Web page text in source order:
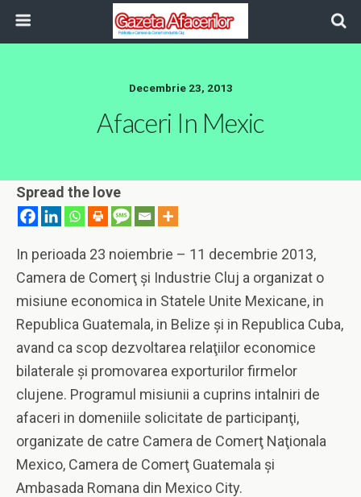
Decembrie 23, 2013
Afaceri In Mexic
Spread the love
In perioada 23 noiembrie – 11 decembrie 2013,
Camera de Comerţ şi Industrie Cluj a organizat o
misiune economica in Statele Unite Mexicane, in
Republica Guatemala, in Belize şi in Republica Cuba,
avand ca scop dezvoltarea relaţiilor economice
bilaterale şi promovarea exporturilor firmelor
clujene. Programul misiunii a cuprins intalniri de
afaceri in domeniile solicitate de participanţi,
organizate de catre Camera de Comerţ Naţionala
Mexico, Camera de Comerţ Guatemala şi
Ambasada Romana din Mexico City.